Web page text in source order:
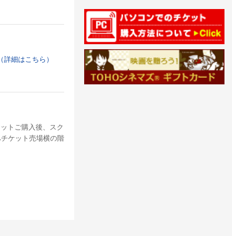
（詳細はこちら）
トご購入後、スク
ケット売場横の階